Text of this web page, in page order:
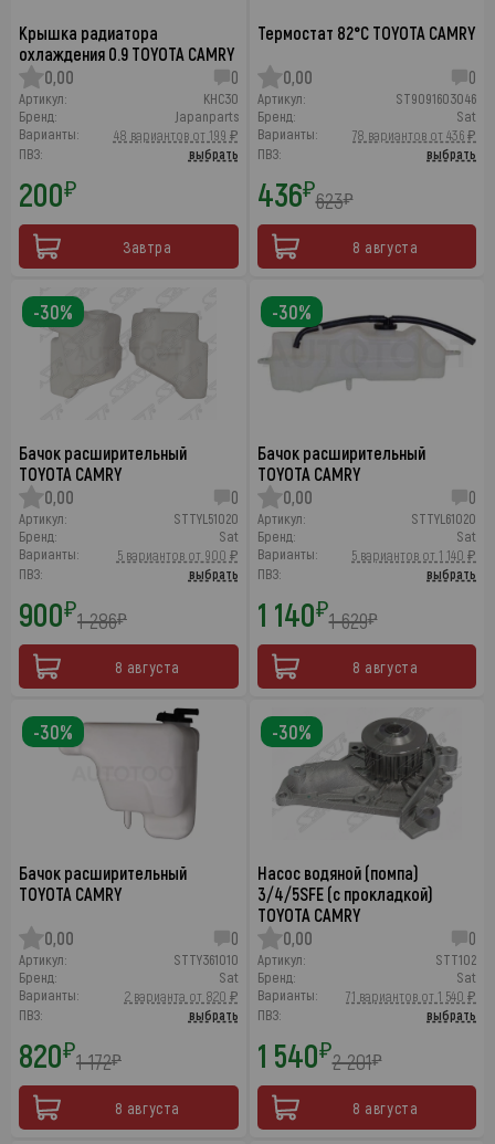
Крышка радиатора
охлаждения 0.9 TOYOTA CAMRY
0,00
0
Артикул:
KHC30
Бренд:
Japanparts
Варианты:
48 вариантов от 199 ₽
ПВЗ:
выбрать
200₽
Завтра
Термостат 82°C TOYOTA CAMRY
0,00 0
Артикул:
ST9091603046
Бренд:
Sat
Варианты:
78 вариантов от 436 ₽
ПВЗ:
выбрать
436₽623₽
8 августа
Бачок расширительный
TOYOTA CAMRY
0,00
0
Артикул:
STTYL51020
Бренд:
Sat
Варианты:
5 вариантов от 900 ₽
ПВЗ:
выбрать
900₽1 286₽
8 августа
-30%
Бачок расширительный
TOYOTA CAMRY
0,00
0
Артикул:
STTYL61020
Бренд:
Sat
Варианты:
5 вариантов от 1 140 ₽
ПВЗ:
выбрать
1 140₽1 629₽
8 августа
-30%
Бачок расширительный
TOYOTA CAMRY
0,00 0
Артикул:
STTY361010
Бренд:
Sat
Варианты:
2 варианта от 820 ₽
ПВЗ:
выбрать
820₽1 172₽
8 августа
-30%
Насос водяной (помпа)
3/4/5SFE (с прокладкой)
TOYOTA CAMRY
0,00
0
Артикул:
STT102
Бренд:
Sat
Варианты:
71 вариантов от 1 540 ₽
ПВЗ:
выбрать
1 540₽2 201₽
8 августа
-30%